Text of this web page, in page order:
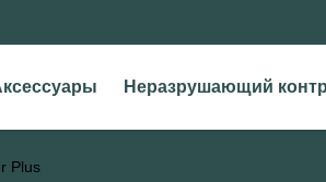
Неразрушающий
Plus